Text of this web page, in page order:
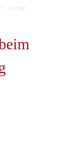
sänger